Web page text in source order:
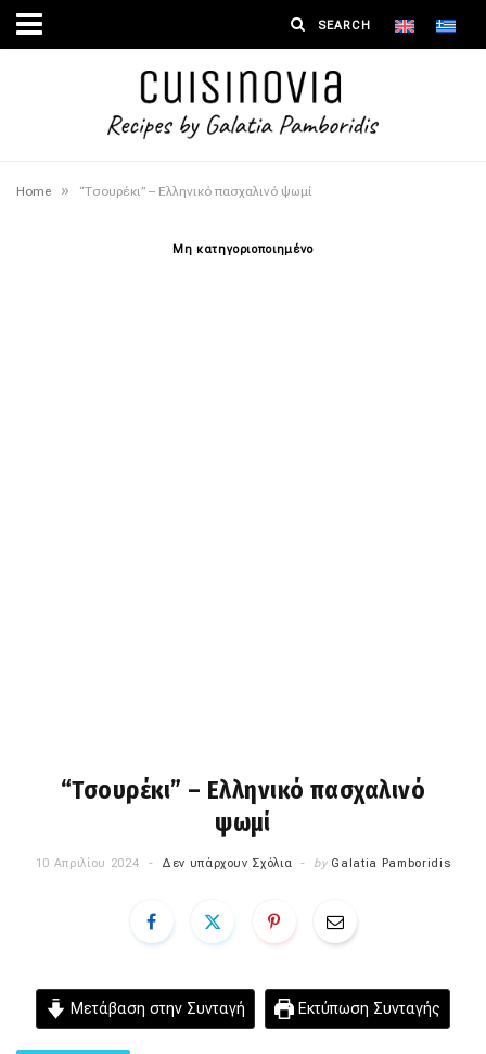
Home » “Τσουρέκι” – Ελληνικό πασχαλινό ψωμί
Μη κατηγοριοποιημένο
“Τσουρέκι” – Ελληνικό πασχαλινό
ψωμί
10 Απριλίου 2024 Δεν υπάρχουν Σχόλια by Galatia Pamboridis
Μετάβαση στην Συνταγή Εκτύπωση Συνταγής